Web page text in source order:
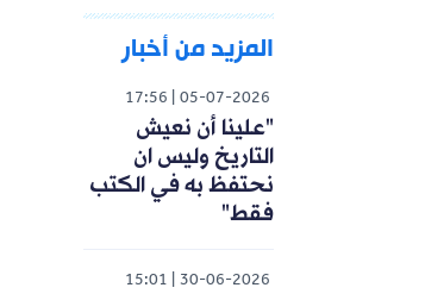
المزيد من أخبار
05-07-2026
17:56
"علينا أن نعيش
التاريخ وليس ان
نحتفظ به في الكتب
فقط"
30-06-2026
15:01